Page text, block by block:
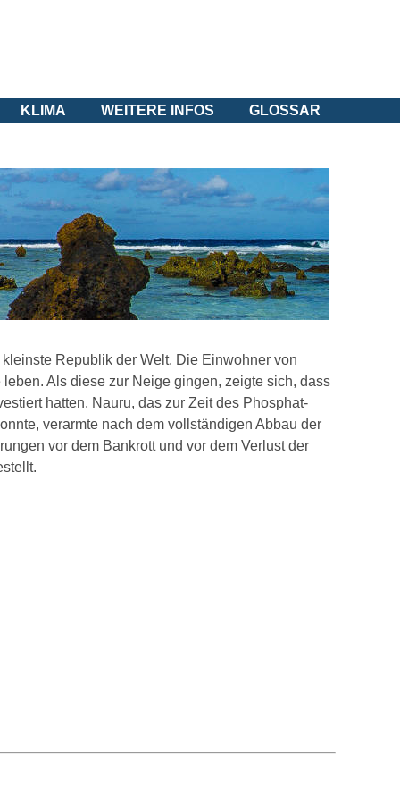
KLIMA WEITERE INFOS GLOSSAR
Republik der Welt. Die Einwohner von
Als diese zur Neige gingen, zeigte sich, dass
hatten. Nauru, das zur Zeit des Phosphat-
verarmte nach dem vollständigen Abbau der
vor dem Bankrott und vor dem Verlust der